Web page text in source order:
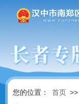
您的位置： 首页 >>